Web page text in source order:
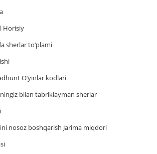
Horisiy
sherlar to‘plami
O’yinlar kodlari
bilan tabriklayman sherlar
nosoz boshqаrish Jаrimа miqdori